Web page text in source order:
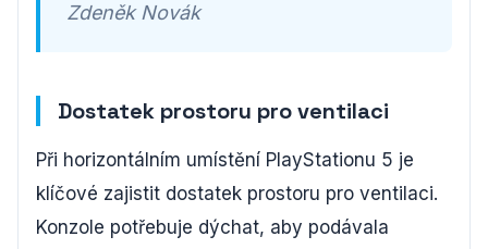
Zdeněk Novák
Dostatek prostoru pro ventilaci
Při horizontálním umístění PlayStationu 5 je
klíčové zajistit dostatek prostoru pro ventilaci.
Konzole potřebuje dýchat, aby podávala